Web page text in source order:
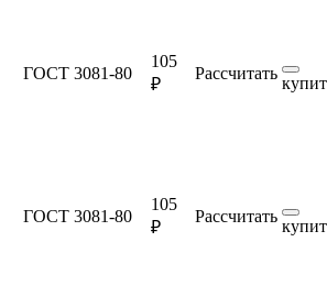
ГОСТ 3081-80
105
₽
Рассчитать
ГОСТ 3081-80
105
₽
Рассчитать